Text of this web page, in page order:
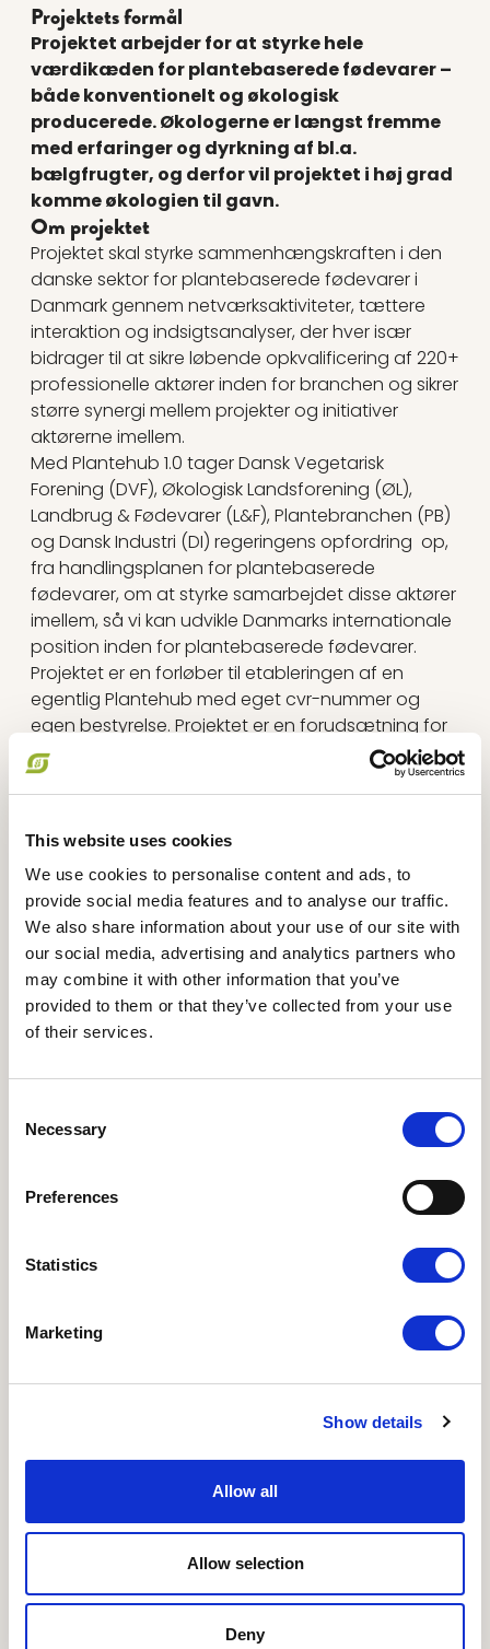
This website uses cookies
We use cookies to personalise content and ads, to
provide social media features and to analyse our traffic.
We also share information about your use of our site with
our social media, advertising and analytics partners who
may combine it with other information that you’ve
provided to them or that they’ve collected from your use
of their services.
Selection
Necessary
Preferences
Statistics
Marketing
Show details
Allow all
Allow selection
Deny
Projektets formål
Projektet arbejder for at styrke hele
værdikæden for plantebaserede fødevarer –
både konventionelt og økologisk
producerede. Økologerne er længst fremme
med erfaringer og dyrkning af bl.a.
bælgfrugter, og derfor vil projektet i høj grad
komme økologien til gavn.
Om projektet
Projektet skal styrke sammenhængskraften i den
danske sektor for plantebaserede fødevarer i
Danmark gennem netværksaktiviteter, tættere
interaktion og indsigtsanalyser, der hver især
bidrager til at sikre løbende opkvalificering af 220+
professionelle aktører inden for branchen og sikrer
større synergi mellem projekter og initiativer
aktørerne imellem.
Med Plantehub 1.0 tager Dansk Vegetarisk
Forening (DVF), Økologisk Landsforening (ØL),
Landbrug & Fødevarer (L&F), Plantebranchen (PB)
og Dansk Industri (DI) regeringens opfordring op,
fra handlingsplanen for plantebaserede
fødevarer, om at styrke samarbejdet disse aktører
imellem, så vi kan udvikle Danmarks internationale
position inden for plantebaserede fødevarer.
Projektet er en forløber til etableringen af en
egentlig Plantehub med eget cvr-nummer og
egen bestyrelse. Projektet er en forudsætning for
mange af de øvrige indsatser i samfundet, der
skal udvikle sektoren for plantebaserede
Projektleder :
Daniel Barrera Madsen
Kontaktperson hos Økologisk
Landsforening:
Mette Villekær
Projektperiode:
01.01.2025 - 31.12.2026
Dansk Vegetarisk Forening
Landbrug & Fødevarer
Plantefonden
Projektet er en del af Plantebaseret
Læs mere om Plantefonden